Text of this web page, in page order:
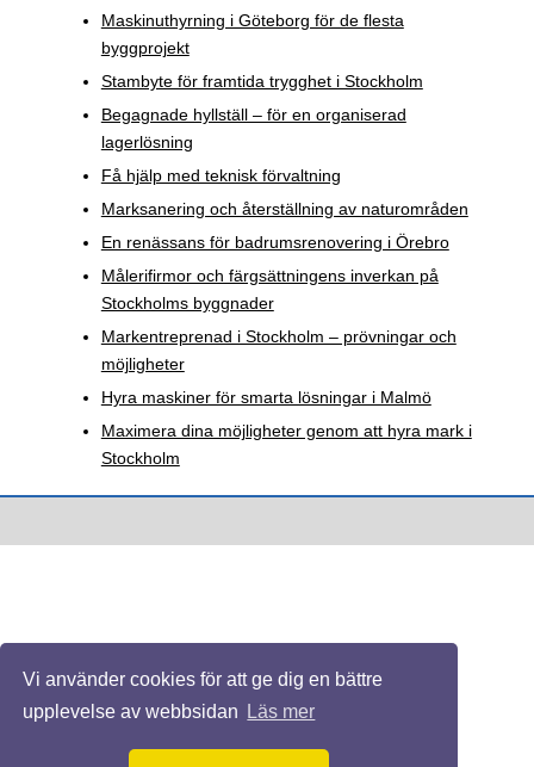
Vi använder cookies för att ge dig en bättre
upplevelse av webbsidan
Läs mer
Maskinuthyrning i Göteborg för de flesta
byggprojekt
Stambyte för framtida trygghet i Stockholm
Begagnade hyllställ – för en organiserad
lagerlösning
Få hjälp med teknisk förvaltning
Marksanering och återställning av naturområden
En renässans för badrumsrenovering i Örebro
Målerifirmor och färgsättningens inverkan på
Stockholms byggnader
Markentreprenad i Stockholm – prövningar och
möjligheter
Hyra maskiner för smarta lösningar i Malmö
Maximera dina möjligheter genom att hyra mark i
Stockholm